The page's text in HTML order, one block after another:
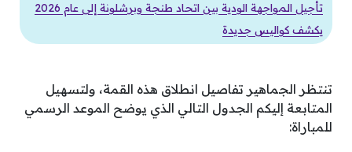
تأجيل المواجهة الودية بين اتحاد طنجة وبرشلونة إلى عام 2026
يكشف كواليس جديدة
تنتظر الجماهير تفاصيل انطلاق هذه القمة، ولتسهيل
المتابعة إليكم الجدول التالي الذي يوضح الموعد الرسمي
للمباراة: